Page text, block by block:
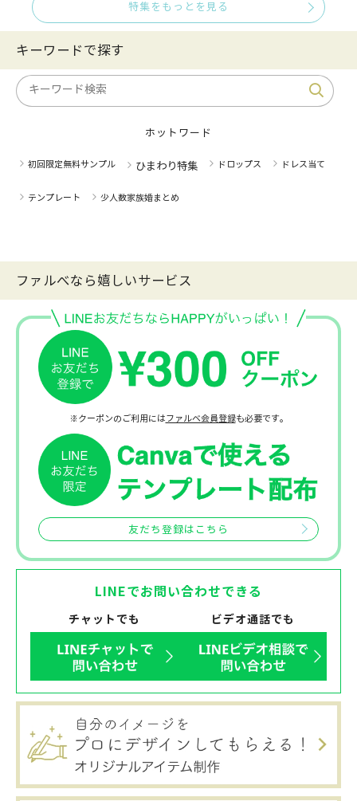
特集をもっとを見る
キーワードで探す
ホットワード
初回限定無料サンプル ひまわり特集 ドロップス ドレス当て
テンプレート 少人数家族婚まとめ
ファルべなら嬉しいサービス
※クーポンのご利用にはファルベ会員登録も必要です。
友だち登録はこちら
LINEでお問い合わせできる
チャットでも ビデオ通話でも